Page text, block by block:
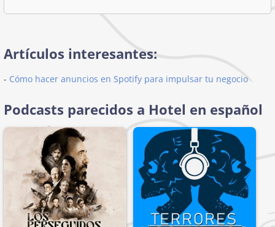
Artículos interesantes:
- Cómo hacer anuncios en Spotify para impulsar tu negocio
Podcasts parecidos a Hotel en español